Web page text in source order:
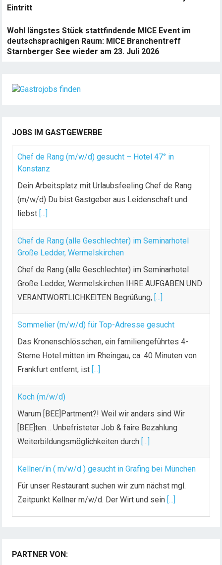
Eintritt
Wohl längstes Stück stattfindende MICE Event im
deutschsprachigen Raum: MICE Branchentreff
Starnberger See wieder am 23. Juli 2026
JOBS IM GASTGEWERBE
Chef de Rang (m/w/d) gesucht – Hotel 47° in
Konstanz
Dein Arbeitsplatz mit Urlaubsfeeling Chef de Rang
(m/w/d) Du bist Gastgeber aus Leidenschaft und
liebst [...]
Chef de Rang (alle Geschlechter) im Seminarhotel
Große Ledder, Wermelskirchen
Chef de Rang (alle Geschlechter) im Seminarhotel
Große Ledder, Wermelskirchen IHRE AUFGABEN UND
VERANTWORTLICHKEITEN Begrüßung, [...]
Sommelier (m/w/d) für Top-Adresse gesucht
Das Kronenschlösschen, ein familiengeführtes 4-
Sterne Hotel mitten im Rheingau, ca. 40 Minuten von
Frankfurt entfernt, ist [...]
Koch (m/w/d)
Warum [BEE]Partment?! Weil wir anders sind Wir
[BEE]ten… Unbefristeter Job & faire Bezahlung
Weiterbildungsmöglichkeiten durch [...]
Kellner/in ( m/w/d ) gesucht in Grafing bei München
Für unser Restaurant suchen wir zum nächst mgl.
Zeitpunkt Kellner m/w/d. Der Wirt und sein [...]
PARTNER VON: